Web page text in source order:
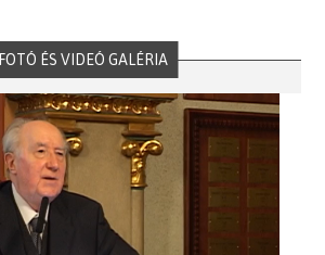
FOTÓ ÉS VIDEÓ GALÉRIA